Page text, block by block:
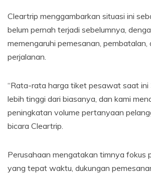
Cleartrip menggambarkan situasi ini
belum pernah terjadi sebelumnya,
memengaruhi pemesanan, pembatalan,
perjalanan.
“Rata-rata harga tiket pesawat saat ini
lebih tinggi dari biasanya, dan kami
peningkatan volume pertanyaan
bicara Cleartrip.
Perusahaan mengatakan timnya fokus
yang tepat waktu, dukungan